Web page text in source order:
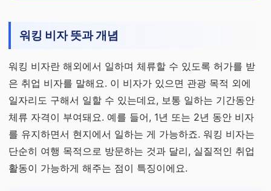
워킹 비자 뜻과 개념
워킹 비자란 해외에서 일하며 체류할 수 있도록 허가를 받
은 취업 비자를 말해요. 이 비자가 있으면 관광 목적 외에
일자리도 구해서 일할 수 있는데요, 보통 일하는 기간동안
체류 자격이 부여돼요. 예를 들어, 1년 또는 2년 동안 비자
를 유지하면서 현지에서 일하는 게 가능하죠. 워킹 비자는
단순히 여행 목적으로 방문하는 것과 달리, 실질적인 취업
활동이 가능하게 해주는 점이 특징이에요.